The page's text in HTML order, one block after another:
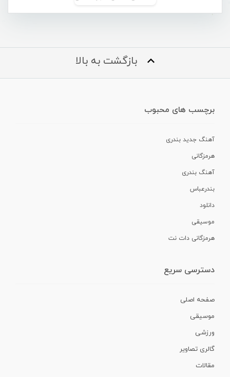
بازگشت به بالا
برچسب های محبوب
آهنگ جدید بندری
هرمزگانی
آهنگ بندری
بندرعباس
دانلود
موسیقی
هرمزگانی دات نت
دسترسی سریع
صفحه اصلی
موسیقی
ورزشی
گالری تصاویر
مقالات